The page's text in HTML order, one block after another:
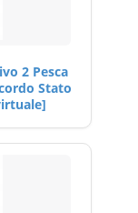
2 Pesca
Stato